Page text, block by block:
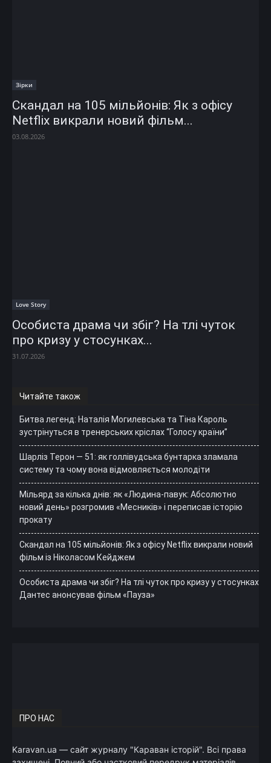
Зірки
Скандал на 105 мільйонів: Як з офісу
Netflix викрали новий фільм...
03.08.2026
Love Story
Особиста драма чи збіг? На тлі чуток
про кризу у стосунках...
31.07.2026
Читайте також
Битва легенд: Наталія Могилевська та Тіна Кароль
зустрінуться в тренерських кріслах “Голосу країни”
Шарліз Терон — 51: як голлівудська бунтарка зламала
систему та чому вона відмовляється молодіти
Мільярд за кілька днів: як «Людина-павук: Абсолютно
новий день» розгромив «Месників» і переписав історію
прокату
Скандал на 105 мільйонів: Як з офісу Netflix викрали новий
фільм із Ніколасом Кейджем
Особиста драма чи збіг? На тлі чуток про кризу у стосунках
Дантес анонсував фільм «Пауза»
ПРО НАС
Karavan.ua — сайт журналу "Караван історій". Всі права